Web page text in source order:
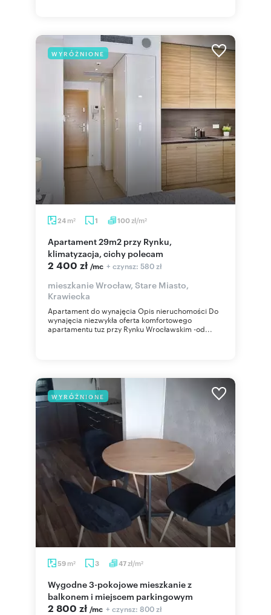
WYRÓŻNIONE
24 m2 1 100zł/m2
Apartament 29m2 przy Rynku,
klimatyzacja, cichy polecam
2 400 zł /mc + czynsz: 580 zł
mieszkanie Wrocław, Stare Miasto,
Krawiecka
Apartament do wynajęcia Opis nieruchomości Do
wynajęcia niezwykła oferta komfortowego
apartamentu tuz przy Rynku Wrocławskim -od...
WYRÓŻNIONE
59 m2 3 47zł/m2
Wygodne 3-pokojowe mieszkanie z
balkonem i miejscem parkingowym
2 800 zł /mc + czynsz: 800 zł